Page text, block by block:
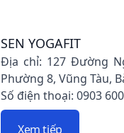
SEN YOGAFIT
Địa chỉ: 127 Đường
Phường 8, Vũng Tàu,
Số điện thoại: 0903
Xem tiếp